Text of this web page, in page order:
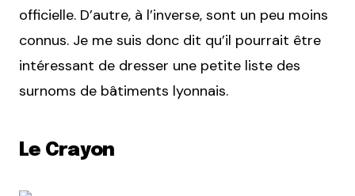
officielle. D’autre, à l’inverse, sont un peu moins
connus. Je me suis donc dit qu’il pourrait être
intéressant de dresser une petite liste des
surnoms de bâtiments lyonnais.
Le Crayon